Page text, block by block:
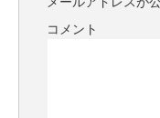
コメント